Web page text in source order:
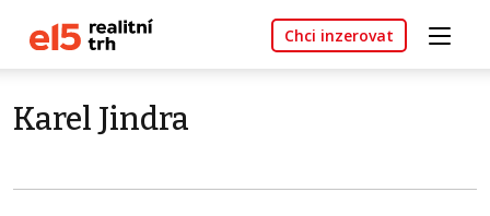
Chci inzerovat
Karel Jindra